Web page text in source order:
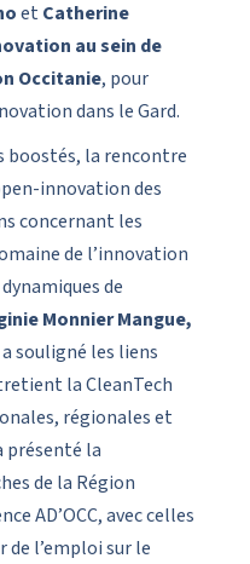
etCatherine
au sein de
Occitanie, pour
dans le Gard.
boostés, la rencontre
innovation des
concernant les
de l’innovation
de
Monnier Mangue,
a souligné les liens
la CleanTech
régionales et
présenté la
de la Région
AD’OCC, avec celles
de l’emploi sur le